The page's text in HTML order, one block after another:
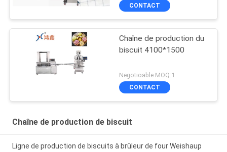
CONTACT
Chaîne de production du
biscuit 4100*1500
Negotioable MOQ:1
CONTACT
Chaîne de production de biscuit
Ligne de production de biscuits à brûleur de four Weishaup